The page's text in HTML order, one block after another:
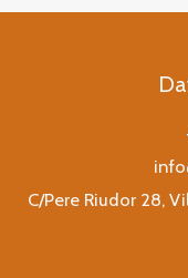
C/Pere Riudor 28,